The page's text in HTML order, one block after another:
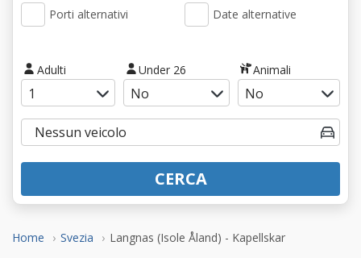
Home Svezia Langnas (Isole Åland) - Kapellskar
Porti alternativi Date alternative
Adulti Under 26 Animali
CERCA